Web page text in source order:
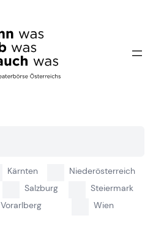
Kärnten
Niederösterreich
Salzburg
Steiermark
Vorarlberg Wien